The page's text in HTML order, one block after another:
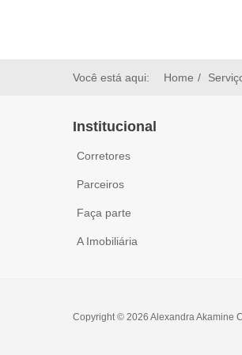
Você está aqui: Home
Institucional
Corretores
Parceiros
Faça parte
A Imobiliária
Copyright © 2026 Alexandra Akamine